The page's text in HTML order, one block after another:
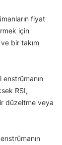
fiyat
için
bir takım
RSI,
düzeltme veya